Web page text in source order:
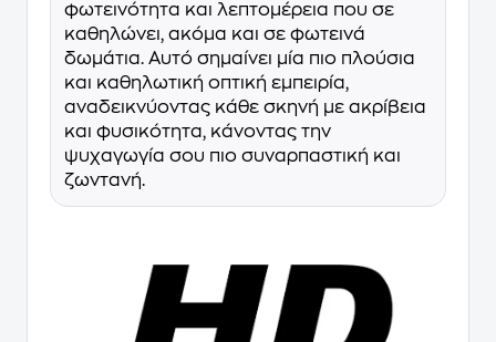
φωτεινότητα και λεπτομέρεια που σε
καθηλώνει, ακόμα και σε φωτεινά
δωμάτια. Αυτό σημαίνει μία πιο πλούσια
και καθηλωτική οπτική εμπειρία,
αναδεικνύοντας κάθε σκηνή με ακρίβεια
και φυσικότητα, κάνοντας την
ψυχαγωγία σου πιο συναρπαστική και
ζωντανή.